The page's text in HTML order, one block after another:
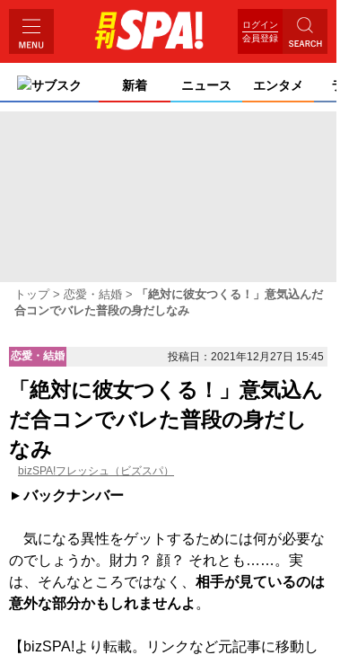
ログイン
会員登録
サブスク 新着 ニュース エンタメ
トップ 恋愛・結婚
「絶対に彼女つくる！」意気込んだ
合コンでバレた普段の身だしなみ
恋愛・結婚 投稿日：2021年12月27日 15:45
「絶対に彼女つくる！」意気込ん
だ合コンでバレた普段の身だし
なみ
bizSPA!フレッシュ（ビズスパ）
バックナンバー
気になる異性をゲットするためには何が必要な
のでしょうか。財力？ 顔？ それとも……。実
は、そんなところではなく、 相手が見ているのは
意外な部分かもしれませんよ 。
【bizSPA!より転載。リンクなど元記事に移動し